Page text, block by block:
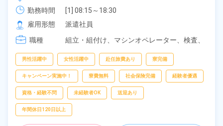
勤務時間
[1] 08:15～18:30
[2] 20:15～06:30
[3] 08:15～17:00
[4] 20:15～05:00
雇用形態
派遣社員
職種
組立・組付け、 マシンオペレーター、 検査、
男性活躍中 女性活躍中 赴任旅費あり 寮完備
キャンペーン実施中！ 寮費無料 社会保険完備 経験者優遇
資格・経験不問 未経験者OK 送迎あり
年間休日120日以上